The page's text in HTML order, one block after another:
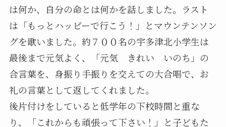
は何か、自分の命とは何かを話しました。ラスト
は「もっとハッピーで行こう！」とマウンテンソン
グを歌いました。約７００名の宇多津北小学生は
最後まで元気よく、「元気 きれい いのち」の
合言葉を、身振り手振りを交えての大合唱で、お
礼の言葉として返してくれました。
後片付けをしていると低学年の下校時間と重な
り、「これからも頑張って下さい！」と子どもた